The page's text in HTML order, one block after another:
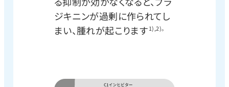
ジキニンが過剰に作られてし
まい、腫れが起こります1),2)。